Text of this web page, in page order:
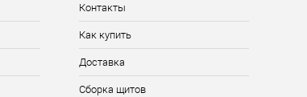
Контакты
Как купить
Доставка
Сборка щитов